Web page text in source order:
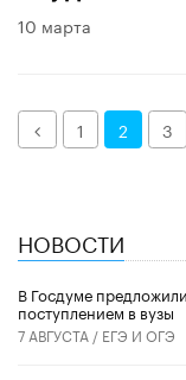
10 марта
Назад1 2 3
НОВОСТИ
В Госдуме
поступлением в вузы
7 АВГУСТА / ЕГЭ И ОГЭ